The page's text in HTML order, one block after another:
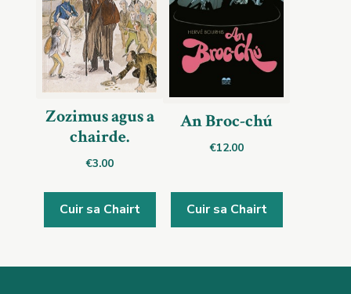
Zozimus agus a
chairde.
€3.00
Cuir sa Chairt
An Broc-chú
€12.00
Cuir sa Chairt